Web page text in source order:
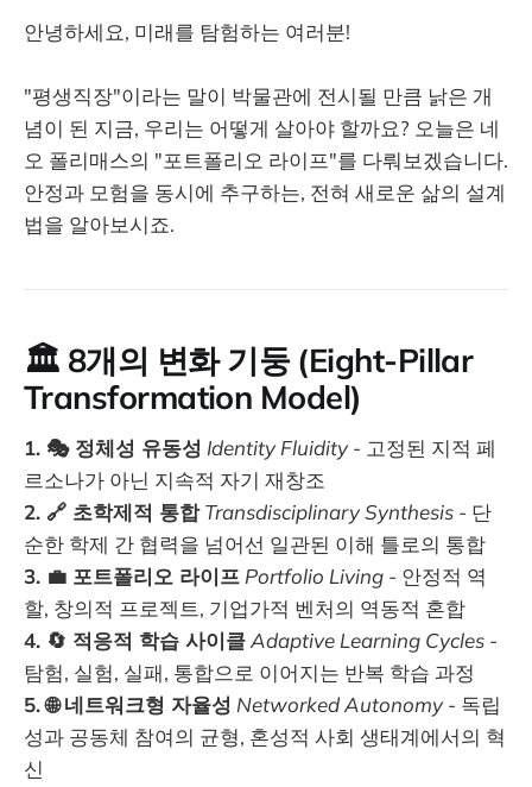
안녕하세요, 미래를 탐험하는 여러분!
"평생직장"이라는 말이 박물관에 전시될 만큼 낡은 개
념이 된 지금, 우리는 어떻게 살아야 할까요? 오늘은 네
오 폴리매스의 "포트폴리오 라이프"를 다뤄보겠습니다.
안정과 모험을 동시에 추구하는, 전혀 새로운 삶의 설계
법을 알아보시죠.
🏛️ 8개의 변화 기둥 (Eight-Pillar
Transformation Model)
1. 🎭 정체성 유동성 Identity Fluidity- 고정된 지적 페
르소나가 아닌 지속적 자기 재창조
2. 🔗 초학제적 통합 Transdisciplinary Synthesis - 단
순한 학제 간 협력을 넘어선 일관된 이해 틀로의 통합
3. 💼 포트폴리오 라이프 Portfolio Living - 안정적 역
할, 창의적 프로젝트, 기업가적 벤처의 역동적 혼합
4. 🔄 적응적 학습 사이클Adaptive Learning Cycles -
탐험, 실험, 실패, 통합으로 이어지는 반복 학습 과정
5. 🌐 네트워크형 자율성 Networked Autonomy- 독립
성과 공동체 참여의 균형, 혼성적 사회 생태계에서의 혁
신